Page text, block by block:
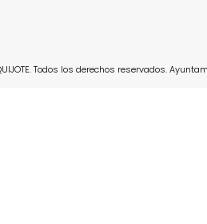
Todos los derechos reservados.